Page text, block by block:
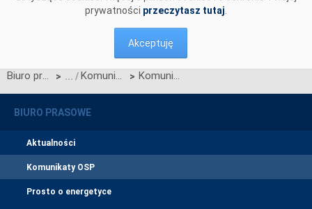
prywatności przeczytasz tutaj
Akceptuję
Biuro prasowe > Komunikaty OSP > Komunikat dotyczący zgłaszania transakcji realokacji po okresach zagrożenia, które odbyły się w dniu 23.09.2022
BIURO PRASOWE
Aktualności
Komunikaty OSP
Prosto o energetyce